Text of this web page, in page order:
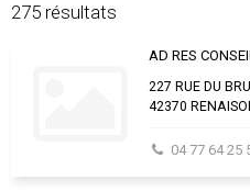
275 résultats
AD RES
227 RUE DU
42370
04 77 64 25